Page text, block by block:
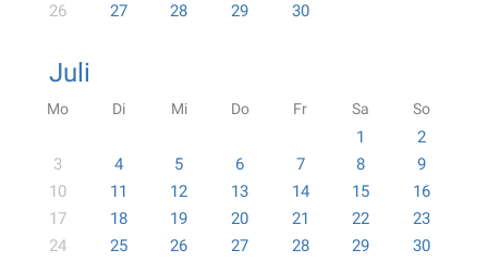
26
27 28 29 30
Juli
Mo Di Mi Do Fr Sa So
1
2
3
4 5 6 7 8
9
10
11 12 13 14 15
16
17
18 19 20 21 22
23
24
25 26 27 28 29
30